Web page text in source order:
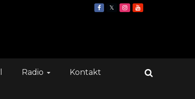
Radio Kontakt